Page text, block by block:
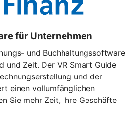
für Unternehmen
und Buchhaltungssoftware
und Zeit. Der VR Smart Guide
und der
einen vollumfänglichen
Sie mehr Zeit, Ihre Geschäfte